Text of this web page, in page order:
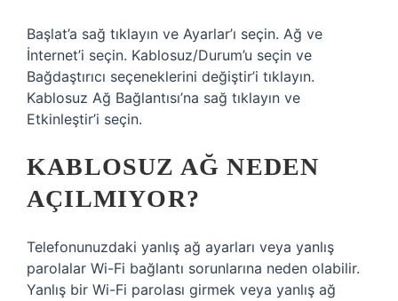
Başlat’a sağ tıklayın ve Ayarlar’ı seçin. Ağ ve
İnternet’i seçin. Kablosuz/Durum’u seçin ve
Bağdaştırıcı seçeneklerini değiştir’i tıklayın.
Kablosuz Ağ Bağlantısı’na sağ tıklayın ve
Etkinleştir’i seçin.
KABLOSUZ AĞ NEDEN
AÇILMIYOR?
Telefonunuzdaki yanlış ağ ayarları veya yanlış
parolalar Wi-Fi bağlantı sorunlarına neden olabilir.
Yanlış bir Wi-Fi parolası girmek veya yanlış ağ